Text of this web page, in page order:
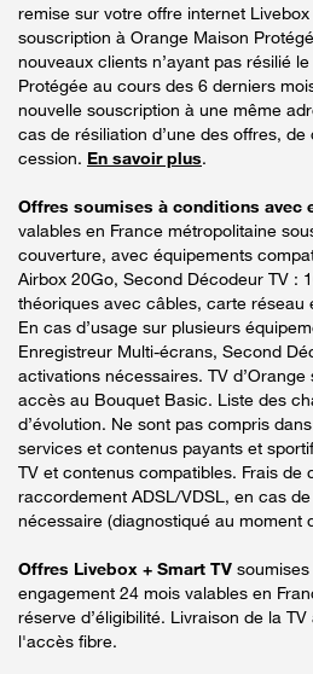
remise sur votre offre internet
souscription à Orange Maison
nouveaux clients n’ayant pas résilié
Protégée au cours des 6 derniers
nouvelle souscription à une même
cas de résiliation d’une des offres,
cession. En savoir plus.
Offres soumises à conditions avec
valables en France métropolitaine
couverture, avec équipements
Airbox 20Go, Second Décodeur TV :
théoriques avec câbles, carte réseau
En cas d’usage sur plusieurs
Enregistreur Multi-écrans, Second
activations nécessaires. TV
accès au Bouquet Basic. Liste des
d’évolution. Ne sont pas compris
services et contenus payants et
TV et contenus compatibles. Frais de
raccordement ADSL/VDSL, en cas
nécessaire (diagnostiqué au moment
Offres Livebox + Smart TV
engagement 24 mois valables en
réserve d’éligibilité. Livraison de la
l'accès fibre.